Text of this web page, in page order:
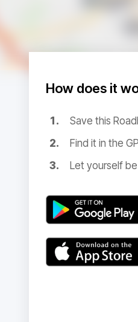
How does it
Save this
Find it in the
Let yourself